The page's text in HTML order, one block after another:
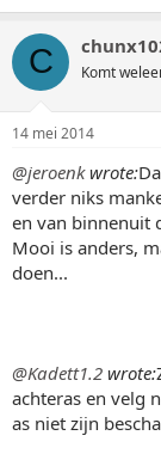
C Komt
14 mei 2014
@jeroenkwrote:
verder niks
en van binnenuit
Mooi is anders,
doen...
@Kadett1.2 wrote:
achteras en velg
as niet zijn